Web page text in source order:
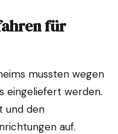
für
mussten wegen
eingeliefert werden.
und den
auf.